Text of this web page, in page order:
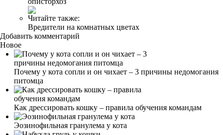
Читайте также:
Вредители на комнатных цветах
Добавить комментарий
Новое
Почему у кота сопли и он чихает – 3 причины недомогания
питомца
Как дрессировать кошку – правила обучения командам
Эозинофильная гранулема у кота